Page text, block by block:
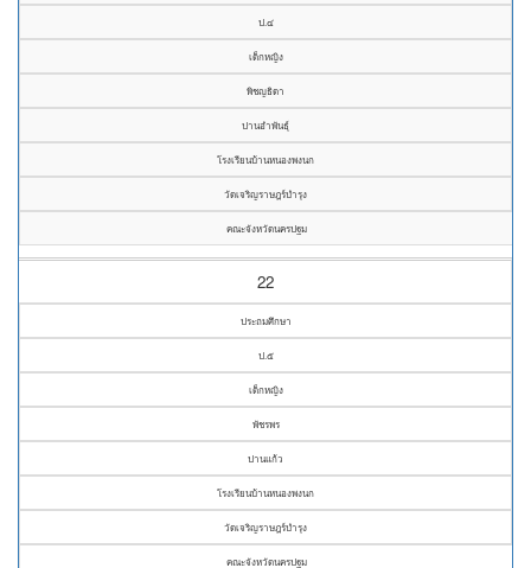
ป.๔
เด็กหญิง
พิชญธิดา
ปานอำพันธุ์
โรงเรียนบ้านหนองพงนก
วัดเจริญราษฎร์บำรุง
คณะจังหวัดนครปฐม
22
ประถมศึกษา
ป.๕
เด็กหญิง
พัชรพร
ปานแก้ว
โรงเรียนบ้านหนองพงนก
วัดเจริญราษฎร์บำรุง
คณะจังหวัดนครปฐม